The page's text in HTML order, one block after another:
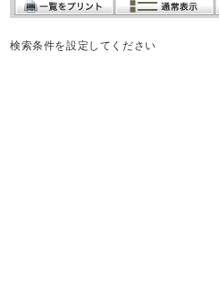
検索条件を設定してください